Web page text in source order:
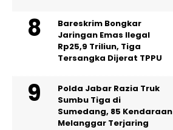
Bareskrim Bongkar
Jaringan Emas Ilegal
Rp25,9 Triliun, Tiga
Tersangka Dijerat TPPU
Polda Jabar Razia Truk
Sumbu Tiga di
Sumedang, 85 Kendaraan
Melanggar Terjaring